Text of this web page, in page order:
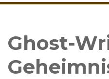
Ghost-